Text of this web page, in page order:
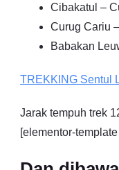
Cibakatul –
Curug Cariu
Babakan
TREKKING Sentul
Jarak tempuh trek
[elementor-template